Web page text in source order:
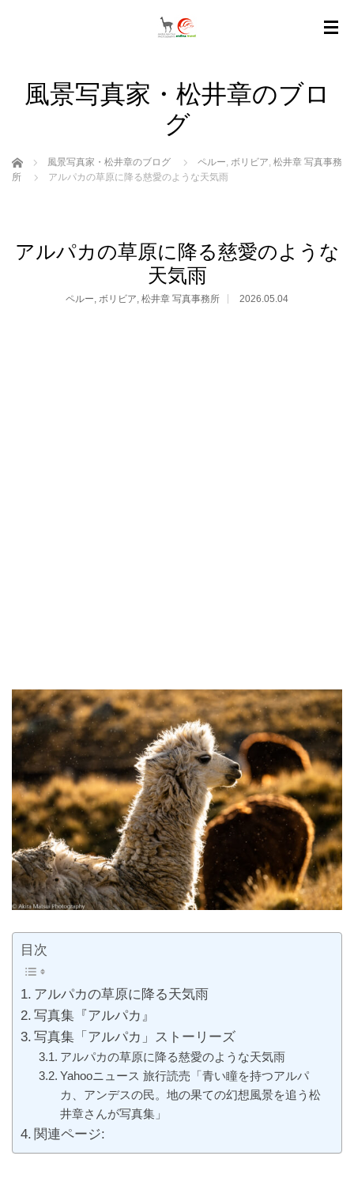
風景写真家・松井章のブロ
グ
ホーム 風景写真家・松井章のブログ ペルー, ボリビア, 松井章 写真事務
所
アルパカの草原に降る慈愛のような天気雨
アルパカの草原に降る慈愛のような
天気雨
ペルー, ボリビア, 松井章 写真事務所 2026.05.04
目次
アルパカの草原に降る天気雨
写真集『アルパカ』
写真集「アルパカ」ストーリーズ
アルパカの草原に降る慈愛のような天気雨
Yahooニュース 旅行読売「青い瞳を持つアルパ
カ、アンデスの民。地の果ての幻想風景を追う松
井章さんが写真集」
関連ページ: